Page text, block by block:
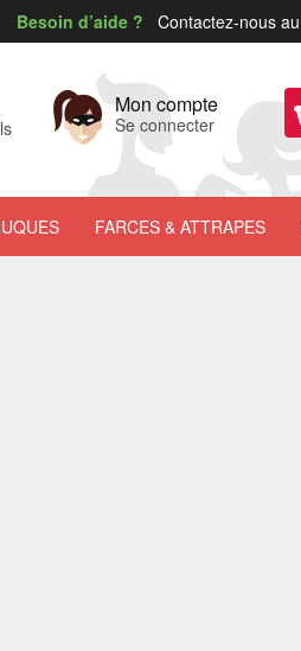
Besoin d’aide ? Contactez-nous au
Mon compte
Se connecter
FARCES & ATTRAPES